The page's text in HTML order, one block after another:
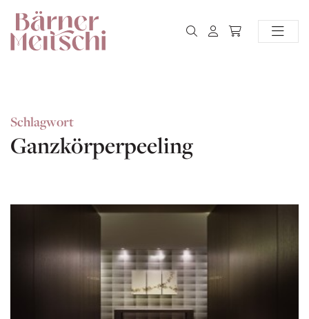
Schlagwort
Ganzkörperpeeling